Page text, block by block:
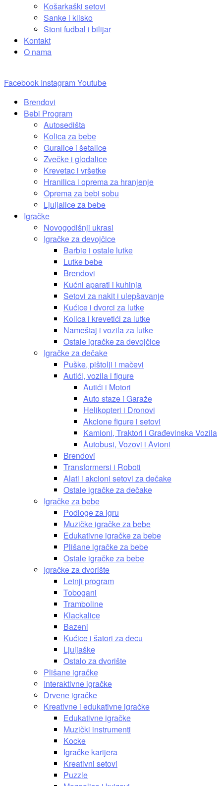
Košarkaški setovi
Sanke i klisko
Stoni fudbal i bilijar
Kontakt
O nama
Facebook InstagramYoutube
Brendovi
Bebi Program
Autosedišta
Kolica za bebe
Guralice i šetalice
Zvečke i glodalice
Krevetac i vršetke
Hranilica i oprema za hranjenje
Oprema za bebi sobu
Ljuljalice za bebe
Igračke
Novogodišnji ukrasi
Igračke za devojčice
Barbie i ostale lutke
Lutke bebe
Brendovi
Kućni aparati i kuhinja
Setovi za nakit i ulepšavanje
Kućice i dvorci za lutke
Kolica i krevetići za lutke
Nameštaj i vozila za lutke
Ostale igračke za devojčice
Igračke za dečake
Puške, pištolji i mačevi
Autići, vozila i figure
Autići i Motori
Auto staze i Garaže
Helikopteri i Dronovi
Akcione figure i setovi
Kamioni, Traktori i Građevinska Vozila
Autobusi, Vozovi i Avioni
Brendovi
Transformersi i Roboti
Alati i akcioni setovi za dečake
Ostale igračke za dečake
Igračke za bebe
Podloge za igru
Muzičke igračke za bebe
Edukativne igračke za bebe
Plišane igračke za bebe
Ostale igračke za bebe
Igračke za dvorište
Letnji program
Tobogani
Tramboline
Klackalice
Bazeni
Kućice i šatori za decu
Ljuljaške
Ostalo za dvorište
Plišane igračke
Interaktivne igračke
Drvene igračke
Kreativne i edukativne igračke
Edukativne igračke
Muzički instrumenti
Kocke
Igračke karijera
Kreativni setovi
Puzzle